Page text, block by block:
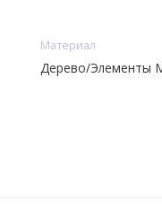
Материал
Дерево/Элементы